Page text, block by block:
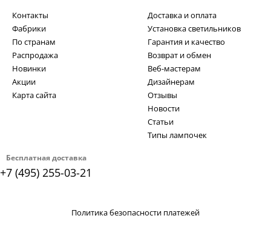
Бесплатная доставка
+7 (495) 255-03-21
Контакты
Фабрики
По странам
Распродажа
Новинки
Акции
Карта сайта
Доставка и оплата
Установка светильников
Гарантия и качество
Возврат и обмен
Веб-мастерам
Дизайнерам
Отзывы
Новости
Статьи
Типы лампочек
Политика безопасности платежей